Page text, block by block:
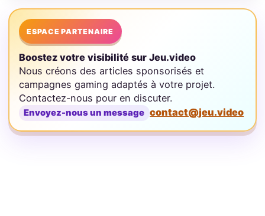
ESPACE PARTENAIRE
Boostez votre visibilité sur Jeu.video
Nous créons des articles sponsorisés et
campagnes gaming adaptés à votre projet.
Contactez-nous pour en discuter.
Envoyez-nous un message contact@jeu.video